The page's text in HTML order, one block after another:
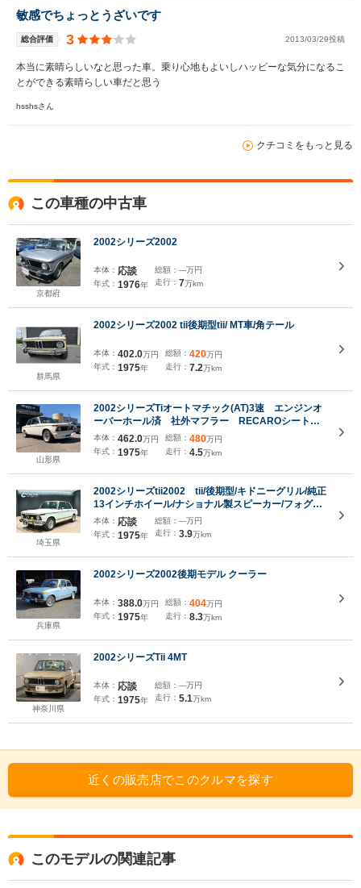
敏感でちょっとうざいです
総合評価 3 2013/03/29投稿
本当に素晴らしいなと思った車。乗り心地もよいしハッピーな気分になるこ
とができる素晴らしい車だと思う
hsshsさん
クチコミをもっと見る
この車種の中古車
京都府
2002シリーズ2002
本体： 応談
年式： 1976年
総額： ---万円
走行： 7万km
群馬県
2002シリーズ2002 tii後期型tii/ MT車/角テール
本体： 402.0万円
年式： 1975年
総額： 420万円
走行： 7.2万km
山形県
2002シリーズTiオートマチック(AT)3速 エンジンオ
ーバーホール済 社外マフラー RECAROシート
社外アルミホイール
本体： 462.0万円
年式： 1975年
総額： 480万円
走行： 4.5万km
埼玉県
2002シリーズtii2002 tii/後期型/キドニーグリル/純正
13インチホイール/ナショナル製スピーカー/フォグラ
イト/3連メーター/角テール
本体： 応談
年式： 1975年
総額： ---万円
走行： 3.9万km
兵庫県
2002シリーズ2002後期モデル クーラー
本体： 388.0万円
年式： 1975年
総額： 404万円
走行： 8.3万km
神奈川県
2002シリーズTii 4MT
本体： 応談
年式： 1975年
総額： ---万円
走行： 5.1万km
近くの販売店でこのクルマを探す
このモデルの関連記事